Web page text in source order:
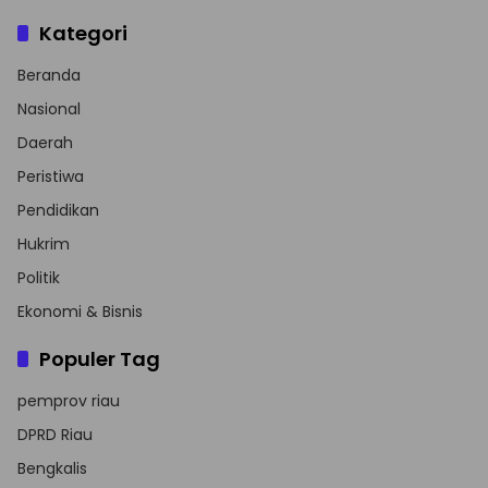
Kategori
Beranda
Nasional
Daerah
Peristiwa
Pendidikan
Hukrim
Politik
Ekonomi & Bisnis
Populer Tag
pemprov riau
DPRD Riau
Bengkalis